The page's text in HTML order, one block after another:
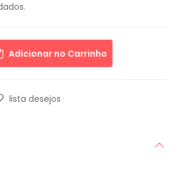
Adicionar no Carrinho
lista desejos